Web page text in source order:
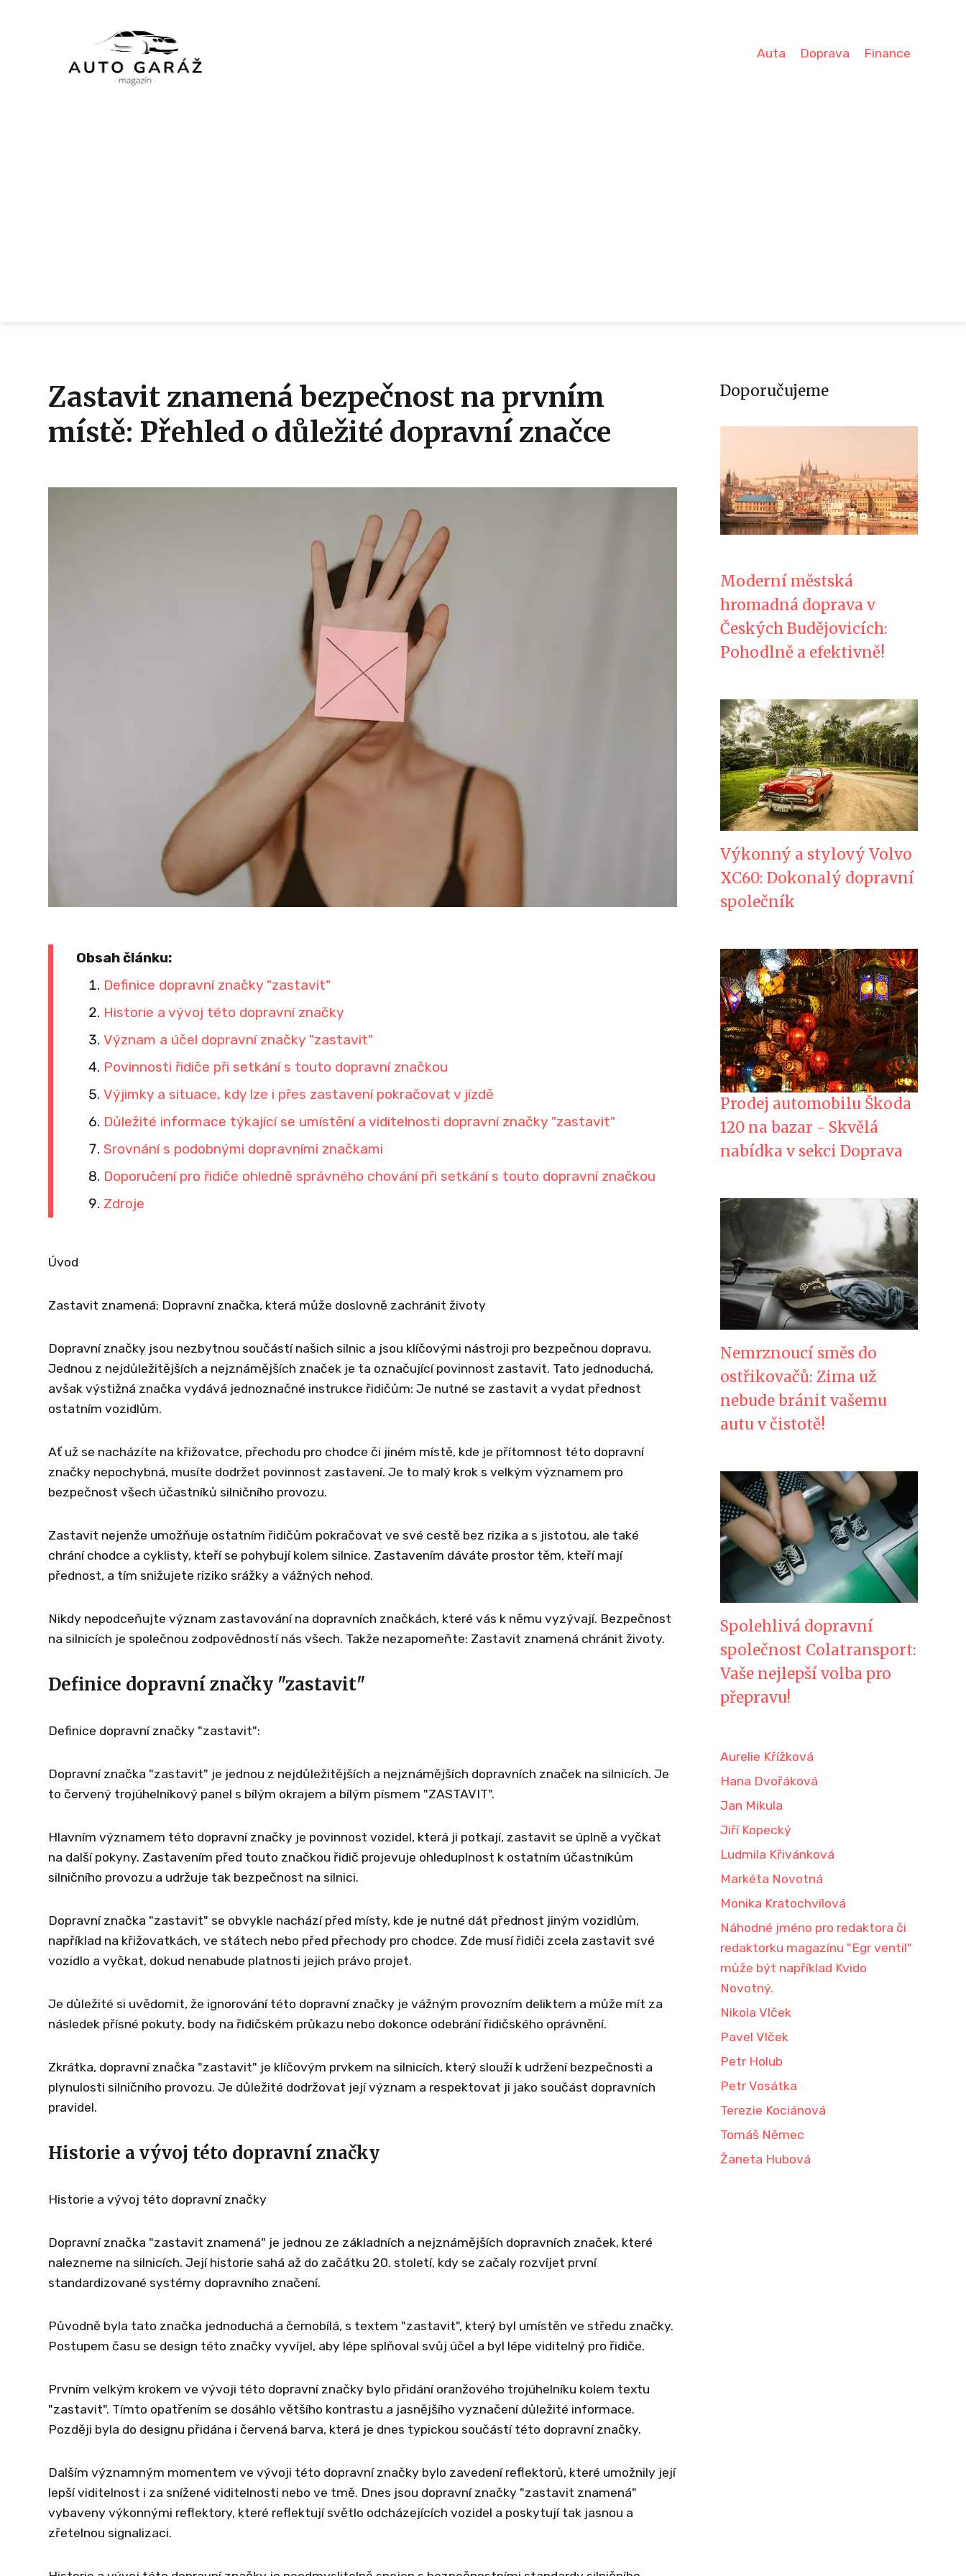
Auta Doprava Finance
Zastavit znamená bezpečnost na prvním
místě: Přehled o důležité dopravní značce
Obsah článku:
Definice dopravní značky "zastavit"
Historie a vývoj této dopravní značky
Význam a účel dopravní značky "zastavit"
Povinnosti řidiče při setkání s touto dopravní značkou
Výjimky a situace, kdy lze i přes zastavení pokračovat v jízdě
Důležité informace týkající se umístění a viditelnosti dopravní značky "zastavit"
Srovnání s podobnými dopravními značkami
Doporučení pro řidiče ohledně správného chování při setkání s touto dopravní značkou
Zdroje
Úvod
Zastavit znamená: Dopravní značka, která může doslovně zachránit životy
Dopravní značky jsou nezbytnou součástí našich silnic a jsou klíčovými nástroji pro bezpečnou dopravu.
Jednou z nejdůležitějších a nejznámějších značek je ta označující povinnost zastavit. Tato jednoduchá,
avšak výstižná značka vydává jednoznačné instrukce řidičům: Je nutné se zastavit a vydat přednost
ostatním vozidlům.
Ať už se nacházíte na křižovatce, přechodu pro chodce či jiném místě, kde je přítomnost této dopravní
značky nepochybná, musíte dodržet povinnost zastavení. Je to malý krok s velkým významem pro
bezpečnost všech účastníků silničního provozu.
Zastavit nejenže umožňuje ostatním řidičům pokračovat ve své cestě bez rizika a s jistotou, ale také
chrání chodce a cyklisty, kteří se pohybují kolem silnice. Zastavením dáváte prostor těm, kteří mají
přednost, a tím snižujete riziko srážky a vážných nehod.
Nikdy nepodceňujte význam zastavování na dopravních značkách, které vás k němu vyzývají. Bezpečnost
na silnicích je společnou zodpovědností nás všech. Takže nezapomeňte: Zastavit znamená chránit životy.
Definice dopravní značky "zastavit"
Definice dopravní značky "zastavit":
Dopravní značka "zastavit" je jednou z nejdůležitějších a nejznámějších dopravních značek na silnicích. Je
to červený trojúhelníkový panel s bílým okrajem a bílým písmem "ZASTAVIT".
Hlavním významem této dopravní značky je povinnost vozidel, která ji potkají, zastavit se úplně a vyčkat
na další pokyny. Zastavením před touto značkou řidič projevuje ohleduplnost k ostatním účastníkům
silničního provozu a udržuje tak bezpečnost na silnici.
Dopravní značka "zastavit" se obvykle nachází před místy, kde je nutné dát přednost jiným vozidlům,
například na křižovatkách, ve státech nebo před přechody pro chodce. Zde musí řidiči zcela zastavit své
vozidlo a vyčkat, dokud nenabude platnosti jejich právo projet.
Je důležité si uvědomit, že ignorování této dopravní značky je vážným provozním deliktem a může mít za
následek přísné pokuty, body na řidičském průkazu nebo dokonce odebrání řidičského oprávnění.
Zkrátka, dopravní značka "zastavit" je klíčovým prvkem na silnicích, který slouží k udržení bezpečnosti a
plynulosti silničního provozu. Je důležité dodržovat její význam a respektovat ji jako součást dopravních
pravidel.
Historie a vývoj této dopravní značky
Historie a vývoj této dopravní značky
Dopravní značka "zastavit znamená" je jednou ze základních a nejznámějších dopravních značek, které
nalezneme na silnicích. Její historie sahá až do začátku 20. století, kdy se začaly rozvíjet první
standardizované systémy dopravního značení.
Původně byla tato značka jednoduchá a černobílá, s textem "zastavit", který byl umístěn ve středu značky.
Postupem času se design této značky vyvíjel, aby lépe splňoval svůj účel a byl lépe viditelný pro řidiče.
Prvním velkým krokem ve vývoji této dopravní značky bylo přidání oranžového trojúhelníku kolem textu
"zastavit". Tímto opatřením se dosáhlo většího kontrastu a jasnějšího vyznačení důležité informace.
Později byla do designu přidána i červená barva, která je dnes typickou součástí této dopravní značky.
Dalším významným momentem ve vývoji této dopravní značky bylo zavedení reflektorů, které umožnily její
lepší viditelnost i za snížené viditelnosti nebo ve tmě. Dnes jsou dopravní značky "zastavit znamená"
vybaveny výkonnými reflektory, které reflektují světlo odcházejících vozidel a poskytují tak jasnou a
zřetelnou signalizaci.
Doporučujeme
Moderní městská
hromadná doprava v
Českých Budějovicích:
Pohodlně a efektivně!
Výkonný a stylový Volvo
XC60: Dokonalý dopravní
společník
Prodej automobilu Škoda
120 na bazar - Skvělá
nabídka v sekci Doprava
Nemrznoucí směs do
ostřikovačů: Zima už
nebude bránit vašemu
autu v čistotě!
Spolehlivá dopravní
společnost Colatransport:
Vaše nejlepší volba pro
přepravu!
Aurelie Křížková
Hana Dvořáková
Jan Mikula
Jiří Kopecký
Ludmila Křivánková
Markéta Novotná
Monika Kratochvílová
Náhodné jméno pro redaktora či
redaktorku magazínu "Egr ventil"
může být například Kvido
Novotný.
Nikola Vlček
Pavel Vlček
Petr Holub
Petr Vosátka
Terezie Kociánová
Tomáš Němec
Žaneta Hubová